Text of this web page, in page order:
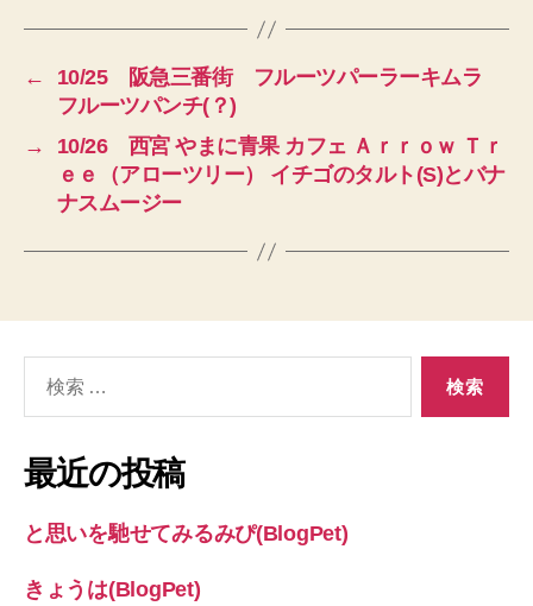
←
10/25 阪急三番街 フルーツパーラーキムラ
フルーツパンチ(？)
→
10/26 西宮 やまに青果 カフェ Ａｒｒｏｗ Ｔｒ
ｅｅ（アローツリー） イチゴのタルト(S)とバナ
ナスムージー
象:
最近の投稿
と思いを馳せてみるみぴ(BlogPet)
きょうは(BlogPet)